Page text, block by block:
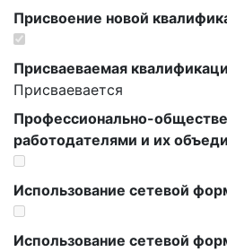
Присвоение новой
Присваеваемая
Присваевается
Профессионально-
работодателями и их
Использование сетевой
Использование сетевой